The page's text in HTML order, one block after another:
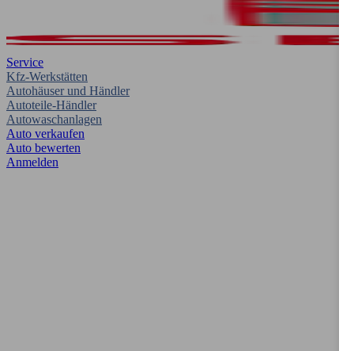
Service
Kfz-Werkstätten
Autohäuser und Händler
Autoteile-Händler
Autowaschanlagen
Auto verkaufen
Auto bewerten
Anmelden